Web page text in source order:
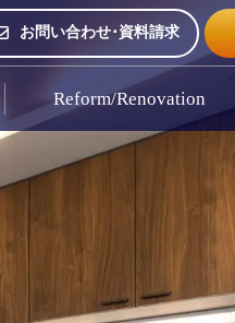
お問い合わせ･資料請求
Reform/Renovation
来場予約